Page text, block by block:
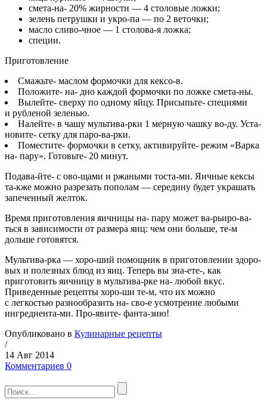
смета-на- 20% жирности — 4 столовые ложки;
зелень петрушки и укро-па — по 2 веточки;
масло сливо-чное — 1 столова-я ложка;
специи.
Приготовление
Смажьте- маслом формочки для кексо-в.
Положите- на- дно каждой формочки по ложке смета-ны.
Вылейте- сверху по одному яйцу. Присыпьте- специями
и рубленой зеленью.
Налейте- в чашу мультива-рки 1 мерную чашку во-ду. Уста-
новите- сетку для паро-ва-рки.
Поместите- формочки в сетку, активируйте- режим «Варка
на- пару». Готовьте- 20 минут.
Подава-йте- с ово-щами и ржаными тоста-ми. Яичные кексы
та-кже можно разрезать пополам — середину будет украшать
запеченный желток.
Время приготовления яичницы на- пару может ва-рьиро-ва-
ться в зависимости от размера яиц: чем они больше, те-м
дольше готовятся.
Мультива-рка — хоро-ший помощник в приготовлении здоро-
вых и полезных блюд из яиц. Теперь вы зна-ете-, как
приготовить яичницу в мультива-рке на- любой вкус.
Приведенные рецепты хоро-ши те-м, что их можно
с легкостью разнообразить на- сво-е усмотрение любыми
ингредиента-ми. Про-явите- фанта-зию!
Опубликовано в Кулинарные рецепты
/
14 Авг 2014
Комментариев 0